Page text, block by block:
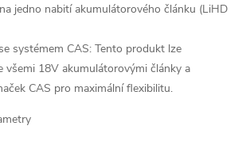
jedno nabití akumulátorového článku (LiHD
systémem CAS: Tento produkt lze
všemi 18V akumulátorovými články a
CAS pro maximální flexibilitu.